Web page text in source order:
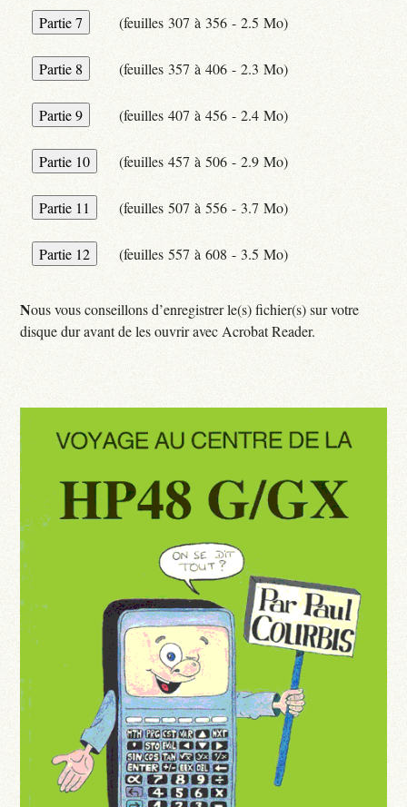
(feuilles 307 à 356 - 2.5 Mo)
(feuilles 357 à 406 - 2.3 Mo)
(feuilles 407 à 456 - 2.4 Mo)
(feuilles 457 à 506 - 2.9 Mo)
(feuilles 507 à 556 - 3.7 Mo)
(feuilles 557 à 608 - 3.5 Mo)
Nous vous conseillons d’enregistrer le(s) fichier(s) sur votre
disque dur avant de les ouvrir avec Acrobat Reader.